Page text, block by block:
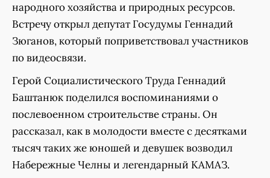
народного хозяйства и природных ресурсов.
Встречу открыл депутат Госудумы Геннадий
Зюганов, который поприветствовал участников
по видеосвязи.
Герой Социалистического Труда Геннадий
Баштанюк поделился воспоминаниями о
послевоенном строительстве страны. Он
рассказал, как в молодости вместе с десятками
тысяч таких же юношей и девушек возводил
Набережные Челны и легендарный КАМАЗ.